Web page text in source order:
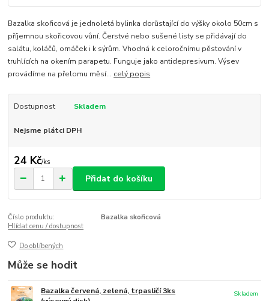
Bazalka skořicová je jednoletá bylinka dorůstající do výšky okolo 50cm s
příjemnou skořicovou vůní. Čerstvé nebo sušené listy se přidávají do
salátu, koláčů, omáček i k sýrům. Vhodná k celoročnímu pěstování v
truhlících na okením parapetu. Funguje jako antidepresivum. Výsev
provádíme na přelomu měsí... celý popis
Dostupnost Skladem
Nejsme plátci DPH
24 Kč/ks
Přidat do košíku
Číslo produktu:
Bazalka skořicová
Hlídat cenu / dostupnost
Do oblíbených
Může se hodit
Bazalka červená, zelená, trpasličí 3ks
Skladem